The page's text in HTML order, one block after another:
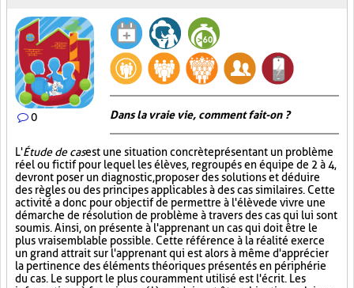
0 Dans la vraie vie, comment fait-on ?
L'Étude de casest une situation concrète présentant un problème
réel ou fictif pour lequel les élèves, regroupés en équipe de 2 à 4,
devront poser un diagnostic, proposer des solutions et déduire
des règles ou des principes applicables à des cas similaires. Cette
activité a donc pour objectif de permettre à l'élève de vivre une
démarche de résolution de problème à travers des cas qui lui sont
soumis. Ainsi, on présente à l'apprenant un cas qui doit être le
plus vraisemblable possible. Cette référence à la réalité exerce
un grand attrait sur l'apprenant qui est alors à même d'apprécier
la pertinence des éléments théoriques présentés en périphérie
du cas. Le support le plus couramment utilisé est l'écrit. Les